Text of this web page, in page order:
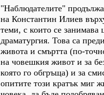
"Наблюдателите"
на Константин Илиев
теми, с които се занимава
драматургия. Това са
живота и смъртта (по-
на човешкия живот и за
която го обгръща) и за
опитите този кратък миг